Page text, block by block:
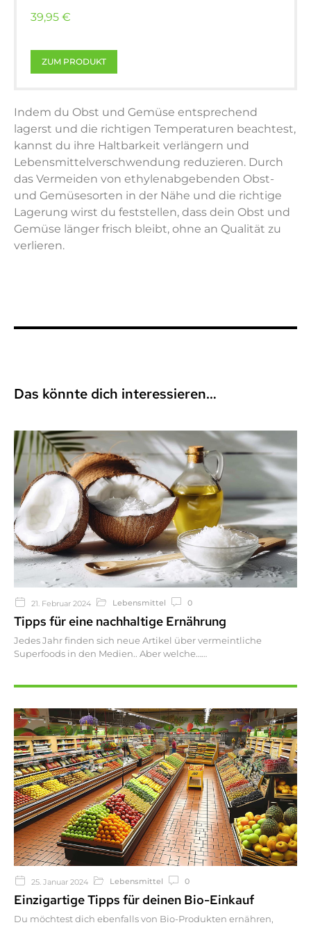
39,95 €
ZUM PRODUKT
Indem du Obst und Gemüse entsprechend
lagerst und die richtigen Temperaturen beachtest,
kannst du ihre Haltbarkeit verlängern und
Lebensmittelverschwendung reduzieren. Durch
das Vermeiden von ethylenabgebenden Obst-
und Gemüsesorten in der Nähe und die richtige
Lagerung wirst du feststellen, dass dein Obst und
Gemüse länger frisch bleibt, ohne an Qualität zu
verlieren.
Das könnte dich interessieren…
21. Februar 2024 Lebensmittel 0
Tipps für eine nachhaltige Ernährung
Jedes Jahr finden sich neue Artikel über vermeintliche
Superfoods in den Medien.. Aber welche…
25. Januar 2024 Lebensmittel 0
Einzigartige Tipps für deinen Bio-Einkauf
Du möchtest dich ebenfalls von Bio-Produkten ernähren,